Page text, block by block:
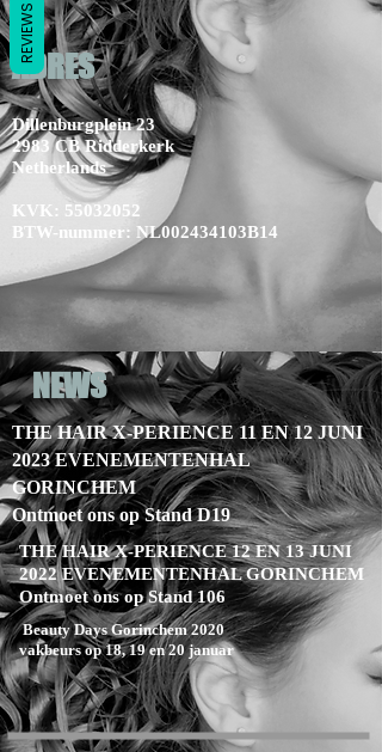
ADRES
Dillenburgplein 23
2983 CB Ridderkerk
Netherlands
KVK: 55032052
BTW-nummer: NL002434103B14
NEWS
THE HAIR X-PERIENCE 11 EN 12 JUNI
2023 EVENEMENTENHAL
GORINCHEM
Ontmoet ons op Stand D19
Beauty Days Gorinchem 2020
vakbeurs op 18, 19 en 20 januar
THE HAIR X-PERIENCE 12 EN 13 JUNI
2022 EVENEMENTENHAL GORINCHEM
Ontmoet ons op Stand 106
REVIEWS